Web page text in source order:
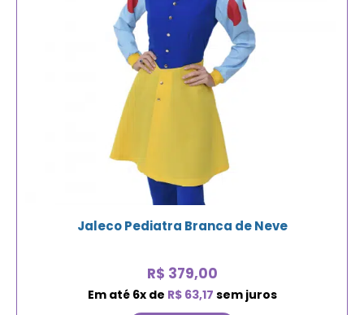
Jaleco Pediatra Branca de Neve
R$ 379,00
Em até 6x de R$63,17 sem juros